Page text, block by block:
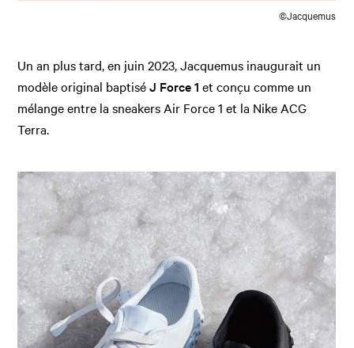
©Jacquemus
Un an plus tard, en juin 2023, Jacquemus inaugurait un
modèle original baptiséJ Force 1et conçu comme un
mélange entre la sneakers Air Force 1 et la Nike ACG
Terra.